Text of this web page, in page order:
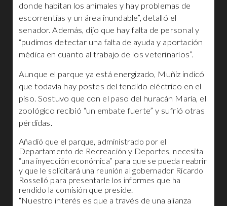
donde habitan los animales y hay problemas de
escorrentías y un área inundable”, detalló el
senador. Además, dijo que hay falta de personal y
“pudimos detectar una falta de ayuda y aportación
médica en cuanto al trabajo de los veterinarios”.
Aunque el parque ya está energizado, Muñiz indicó
que todavía hay postes del tendido eléctrico en el
piso. Sostuvo que con el paso del huracán María, el
zoológico recibió “un embate fuerte” y sufrió otras
pérdidas.
Añadió que el parque, administrado por el
Departamento de Recreación y Deportes, necesita
“una inyección económica” para que se pueda reabrir
y que le solicitará una reunión al gobernador Ricardo
Rosselló para presentarle los informes que ha
rendido la comisión que preside.
“Nuestro interés es que a través de una alianza